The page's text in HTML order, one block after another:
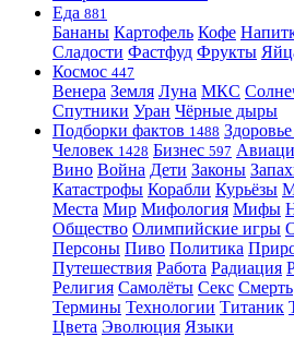
Еда 881
Бананы Картофель Кофе
Сладости Фастфуд Фрукты
Космос 447
Венера Земля Луна МКС
Спутники Уран Чёрные дыры
Подборки фактов 1488 Здоровье
Человек 1428 Бизнес 597
Вино Война Дети Законы
Катастрофы Корабли Курьёзы
Места Мир Мифология Мифы
Общество Олимпийские игры
Персоны Пиво Политика
Путешествия Работа Радиация
Религия Самолёты Секс Смерть
Термины Технологии Титаник
Цвета Эволюция Языки